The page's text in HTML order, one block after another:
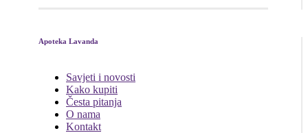
Apoteka Lavanda
Savjeti i novosti
Kako kupiti
Česta pitanja
O nama
Kontakt